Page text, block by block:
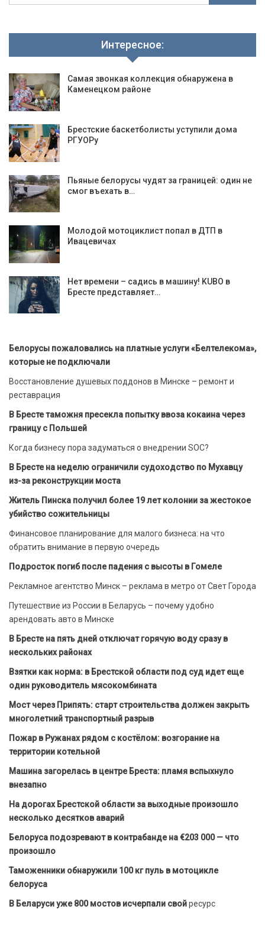
Интересное:
Самая звонкая коллекция обнаружена в
Каменецком районе
Брестские баскетболисты уступили дома
РГУОРу
Пьяные белорусы чудят за границей: один не
смог въехать в…
Молодой мотоциклист попал в ДТП в
Ивацевичах
Нет времени – садись в машину! KUBO в
Бресте представляет…
Белорусы пожаловались на платные услуги «Белтелекома»,
которые не подключали
Восстановление душевых поддонов в Минске – ремонт и
реставрация
В Бресте таможня пресекла попытку ввоза кокаина через
границу с Польшей
Когда бизнесу пора задуматься о внедрении SOC?
В Бресте на неделю ограничили судоходство по Мухавцу
из-за реконструкции моста
Житель Пинска получил более 19 лет колонии за жестокое
убийство сожительницы
Финансовое планирование для малого бизнеса: на что
обратить внимание в первую очередь
Подросток погиб после падения с высоты в Гомеле
Рекламное агентство Минск – реклама в метро от Свет Города
Путешествие из России в Беларусь – почему удобно
арендовать авто в Минске
В Бресте на пять дней отключат горячую воду сразу в
нескольких районах
Взятки как норма: в Брестской области под суд идет еще
один руководитель мясокомбината
Мост через Припять: старт строительства должен закрыть
многолетний транспортный разрыв
Пожар в Ружанах рядом с костёлом: возгорание на
территории котельной
Машина загорелась в центре Бреста: пламя вспыхнуло
внезапно
На дорогах Брестской области за выходные произошло
несколько десятков аварий
Белоруса подозревают в контрабанде на €203 000 — что
произошло
Таможенники обнаружили 100 кг пуль в мотоцикле
белоруса
В Беларуси уже 800 мостов исчерпали свойресурс